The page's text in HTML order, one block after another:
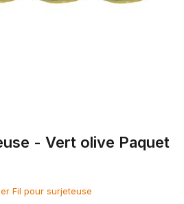
- Vert olive Paquet
Fil pour surjeteuse